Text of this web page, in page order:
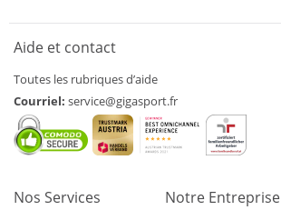
Aide et contact
Toutes les rubriques d’aide
Courriel: service@gigasport.fr
Nos Services Notre Entreprise